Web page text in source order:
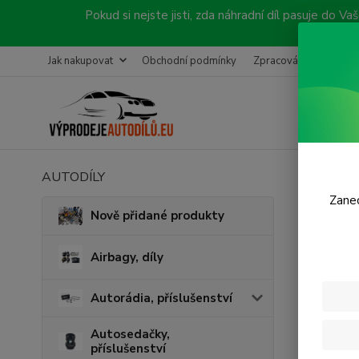
Pokud si nejste jisti, zda náhradní díl pasuje do
Jak nakupovat Obchodní podmínky Zpracování objednávky
AUTODÍLY
Nově přidané produkty
Airbagy, díly
Autorádia, příslušenství
Autosedačky,
příslušenství